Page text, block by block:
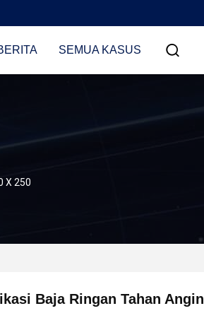
SEMUA KASUS
X 250
Baja Ringan Tahan Angin